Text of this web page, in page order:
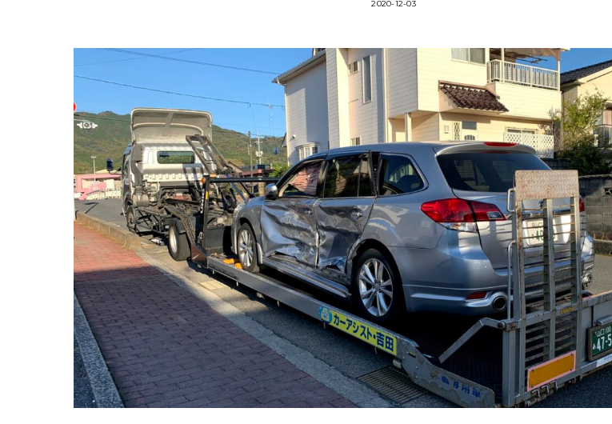
2020-12-03